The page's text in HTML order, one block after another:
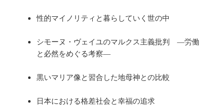
性的マイノリティと暮らしていく世の中
シモーヌ・ヴェイユのマルクス主義批判 ―労働
と必然をめぐる考察―
黒いマリア像と習合した地母神との比較
日本における格差社会と幸福の追求